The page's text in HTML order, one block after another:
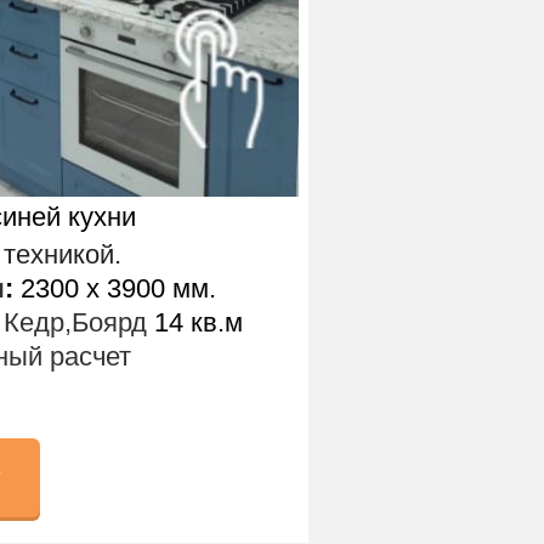
кухни
: 2300 х 3900 мм.
14 кв.м
расчет